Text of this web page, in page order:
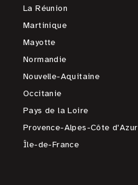
La Réunion
Martinique
Mayotte
Normandie
Nouvelle-Aquitaine
Occitanie
Pays de la Loire
Provence-Alpes-Côte d'Azur
Île-de-France